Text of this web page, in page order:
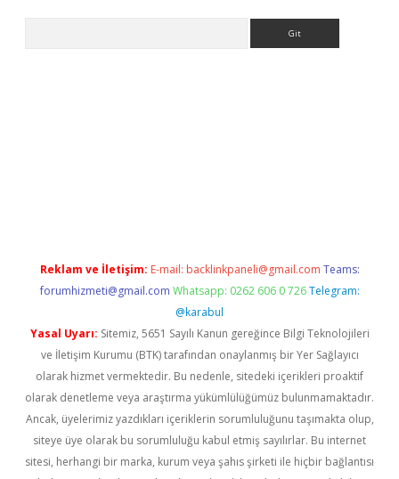
Reklam ve İletişim: E-mail: backlinkpaneli@gmail.com Teams:
forumhizmeti@gmail.com Whatsapp: 0262 606 0 726 Telegram:
@karabul
Yasal Uyarı: Sitemiz, 5651 Sayılı Kanun gereğince Bilgi Teknolojileri
ve İletişim Kurumu (BTK) tarafından onaylanmış bir Yer Sağlayıcı
olarak hizmet vermektedir. Bu nedenle, sitedeki içerikleri proaktif
olarak denetleme veya araştırma yükümlülüğümüz bulunmamaktadır.
Ancak, üyelerimiz yazdıkları içeriklerin sorumluluğunu taşımakta olup,
siteye üye olarak bu sorumluluğu kabul etmiş sayılırlar. Bu internet
sitesi, herhangi bir marka, kurum veya şahıs şirketi ile hiçbir bağlantısı